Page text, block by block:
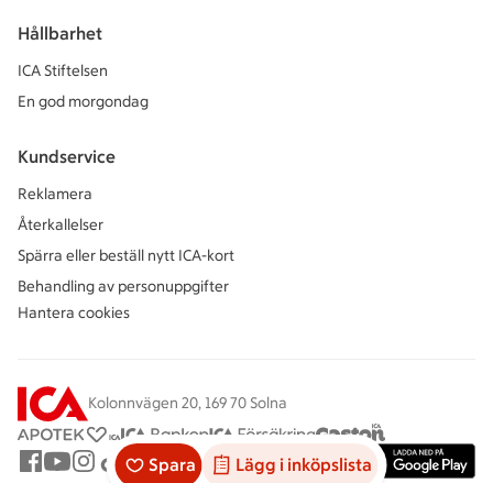
Spara Lägg i inköpslista
Hållbarhet
ICA Stiftelsen
En god morgondag
Kundservice
Reklamera
Återkallelser
Spärra eller beställ nytt ICA-kort
Behandling av personuppgifter
Hantera cookies
Kolonnvägen 20, 169 70 Solna